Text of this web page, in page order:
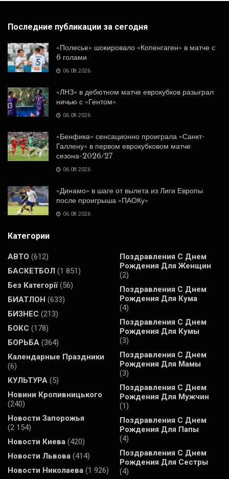
Последние публикации за сегодня
«Полесье» шокировало «Копенгаген» в матче с
6 голами
06.08.2026
«ЛНЗ» в дебютном матче еврокубков разыграл
ничью с «Гентом»
06.08.2026
«Бенфика» сенсационно проиграла «Санкт-
Галлену» в первом еврокубковом матче
сезона-2026/27
06.08.2026
«Динамо» в шаге от вылета из Лиги Европы
после проигрыша «ПАОКу»
06.08.2026
Категории
АВТО (612)
БАСКЕТБОЛ (1 851)
Без Категорії(56)
БИАТЛОН (633)
БИЗНЕС (213)
БОКС (178)
БОРЬБА (364)
Календарные Праздники
(6)
КУЛЬТУРА (5)
Новини Кропивницького
(240)
Новости Запорожья
(2 154)
Новости Киева (420)
Новости Львова (414)
Новости Николаева (1 926)
Поздравления С Днем
Рождения Для Женщин
(2)
Поздравления С Днем
Рождения Для Кума
(4)
Поздравления С Днем
Рождения Для Кумы
(3)
Поздравления С Днем
Рождения Для Мамы
(3)
Поздравления С Днем
Рождения Для Мужчин
(1)
Поздравления С Днем
Рождения Для Папы
(4)
Поздравления С Днем
Рождения Для Сестры
(4)